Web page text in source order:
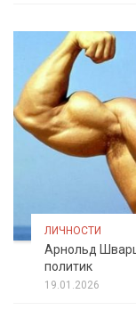
ЛИЧНОСТИ
Арнольд
политик
19.01.2026